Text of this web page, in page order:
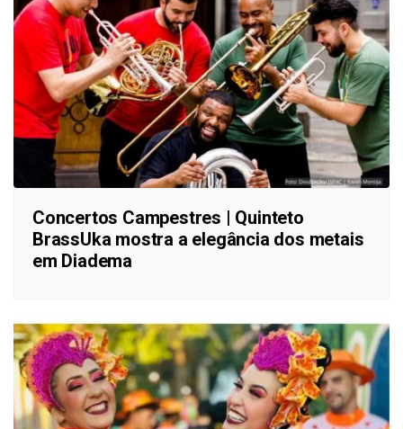
Concertos Campestres | Quinteto
BrassUka mostra a elegância dos metais
em Diadema